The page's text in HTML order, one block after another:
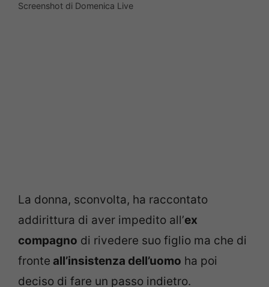
Screenshot di Domenica Live
La donna, sconvolta, ha raccontato
addirittura di aver impedito all’ex
compagno di rivedere suo figlio ma che di
fronte all’insistenza dell’uomo ha poi
deciso di fare un passo indietro.